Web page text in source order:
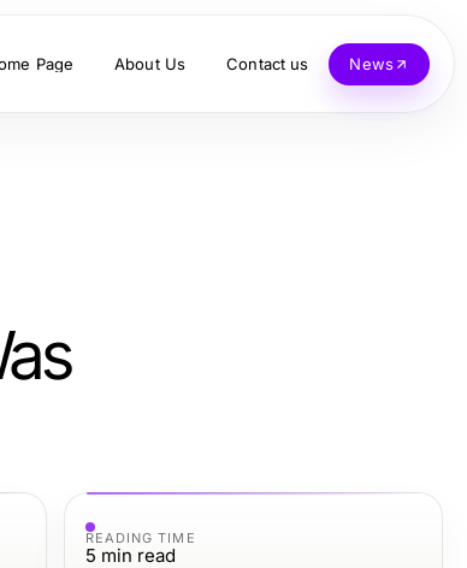
Page About Us Contact us News
READING TIME
5 min read